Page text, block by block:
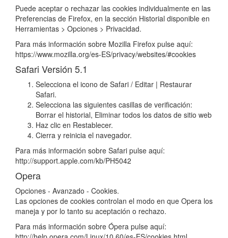
Puede aceptar o rechazar las cookies individualmente en las
Preferencias de Firefox, en la sección Historial disponible en
Herramientas > Opciones > Privacidad.
Para más información sobre Mozilla Firefox pulse aquí:
https://www.mozilla.org/es-ES/privacy/websites/#cookies
Safari Versión 5.1
Selecciona el icono de Safari / Editar | Restaurar
Safari.
Selecciona las siguientes casillas de verificación:
Borrar el historial, Eliminar todos los datos de sitio web
Haz clic en Restablecer.
Cierra y reinicia el navegador.
Para más información sobre Safari pulse aquí:
http://support.apple.com/kb/PH5042
Opera
Opciones - Avanzado - Cookies.
Las opciones de cookies controlan el modo en que Opera los
maneja y por lo tanto su aceptación o rechazo.
Para más información sobre Ópera pulse aquí: